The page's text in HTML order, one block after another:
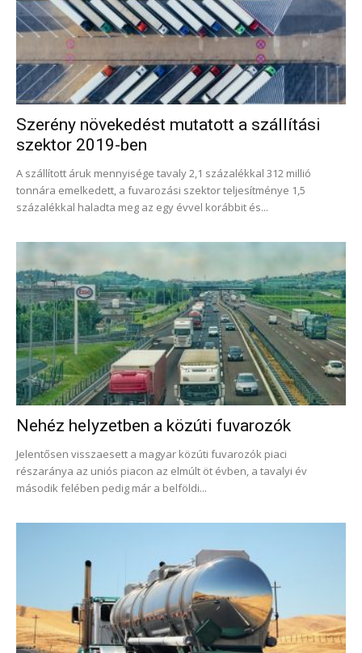
Szerény növekedést mutatott a szállítási
szektor 2019-ben
A szállított áruk mennyisége tavaly 2,1 százalékkal 312 millió
tonnára emelkedett, a fuvarozási szektor teljesítménye 1,5
százalékkal haladta meg az egy évvel korábbit és...
Nehéz helyzetben a közúti fuvarozók
Jelentősen visszaesett a magyar közúti fuvarozók piaci
részaránya az uniós piacon az elmúlt öt évben, a tavalyi év
második felében pedig már a belföldi...